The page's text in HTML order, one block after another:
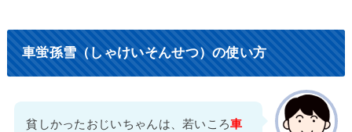
車蛍孫雪（しゃけいそんせつ）の使い方
貧しかったおじいちゃんは、若いころ車